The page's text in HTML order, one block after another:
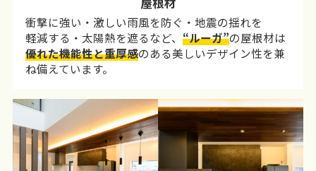
衝撃に強い・激しい雨風を防ぐ・地震の揺れを
軽減する・太陽熱を遮るなど、 “ルーガ”の屋根材は
優れた機能性と重厚感のある美しいデザイン性を兼
ね備えています。